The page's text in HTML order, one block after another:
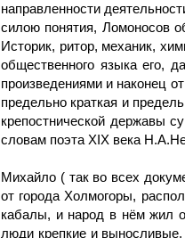
направленности
силою понятия, Ломоносов
Историк, ритор, механик,
общественного языка его,
произведениями и наконец
предельно краткая и
крепостнической державы
словам поэта XIX века
Михайло ( так во всех
от города Холмогоры,
кабалы, и народ в нём жил
люди крепкие и